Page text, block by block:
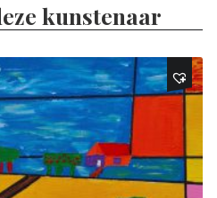
kunstenaar